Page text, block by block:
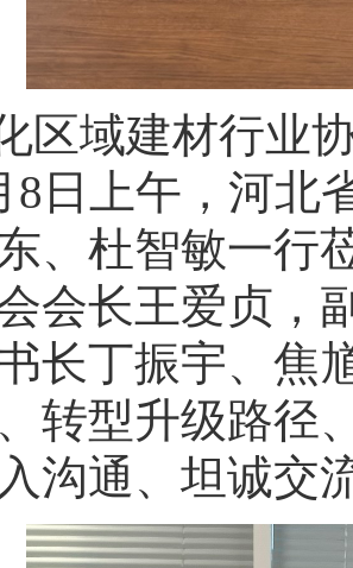
区域建材行业
8日上午，河北
、杜智敏一行
会长王爱贞，
长丁振宇、焦
转型升级路径
沟通、坦诚交